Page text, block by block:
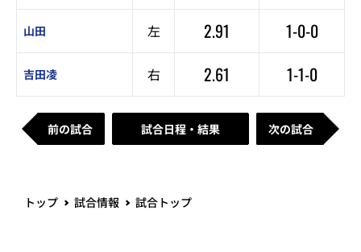
山田 左 2.91 1-0-0
吉田凌 右 2.61 1-1-0
前の試合 試合日程・結果 次の試合
トップ 試合情報 試合トップ